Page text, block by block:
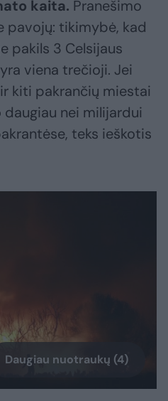
kaita. Pranešimo
pavojų: tikimybė, kad
pakils 3 Celsijaus
viena trečioji. Jei
kiti pakrančių miestai
nei milijardui
teks ieškotis
Daugiau nuotraukų (4)